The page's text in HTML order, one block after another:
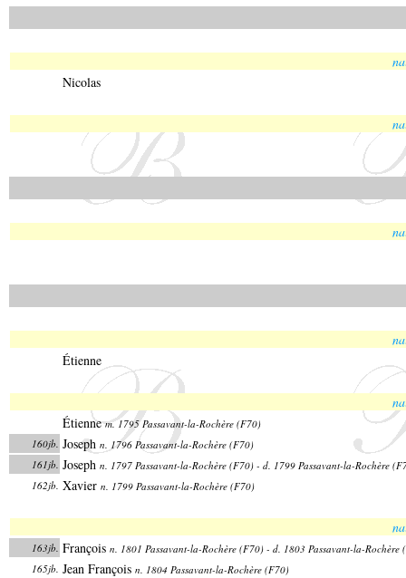
Nicolas
Étienne
Étienne m. 1795 Passavant-la-Rochère (F70)
160jb. Joseph n. 1796 Passavant-la-Rochère (F70)
161jb. Joseph n. 1797 Passavant-la-Rochère (F70) - d. 1799 Passavant-la-Rochère
162jb. Xavier n. 1799 Passavant-la-Rochère (F70)
163jb. François n. 1801 Passavant-la-Rochère (F70) - d. 1803 Passavant-la-Rochère
165jb. Jean François n. 1804 Passavant-la-Rochère (F70)